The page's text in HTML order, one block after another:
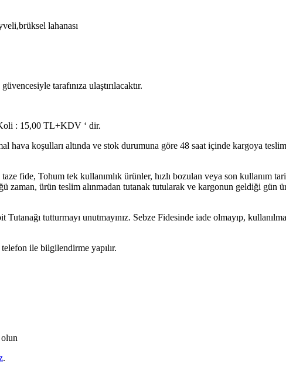
lahanası
tarafınıza ulaştırılacaktır.
: 15,00 TL+KDV ‘ dir.
hava koşulları altında ve stok durumuna göre 48 saat içinde kargoya
fide, Tohum tek kullanımlık ürünler, hızlı bozulan veya son kullanım
zaman, ürün teslim alınmadan tutanak tutularak ve kargonun geldiği
Tutanağı tutturmayı unutmayınız. Sebze Fidesinde iade olmayıp,
telefon ile bilgilendirme yapılır.
.